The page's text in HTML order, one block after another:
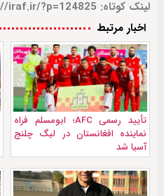
لینک کوتاه: https://iraf.ir/?p=124825
اخبار مرتبط
تأیید رسمی AFC؛ ابومسلم فراه
نماینده افغانستان در لیگ چلنج
آسیا شد